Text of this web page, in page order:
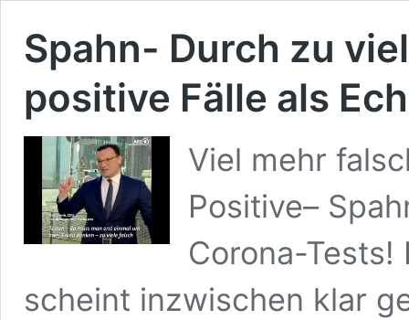
Spahn- Durch zu
positive Fälle als
Viel mehr
Positive–
Corona-
scheint inzwischen klar